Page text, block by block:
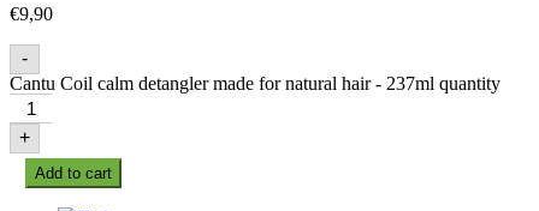
€9,90
-
Cantu Coil calm detangler made for natural hair - 237ml quantity
+
Add to cart